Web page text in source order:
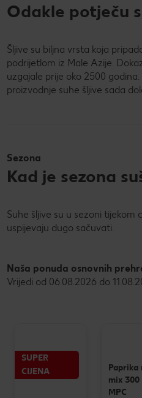
Odakle potječu
Šljive su biljna vrsta koja
podrijetlom iz Male Azije.
uzgajale prije oko 2500
proizvodnje suhe šljive sada
Sezona
Kad je sezona
Suhe šljive su u sezoni tijekom
uspijevaju dugo sačuvati.
Naša ponuda osnovnih
Vrijedi od 06.08.2026 do
SUPER
CIJENA
Paprika
mix 300
MPC